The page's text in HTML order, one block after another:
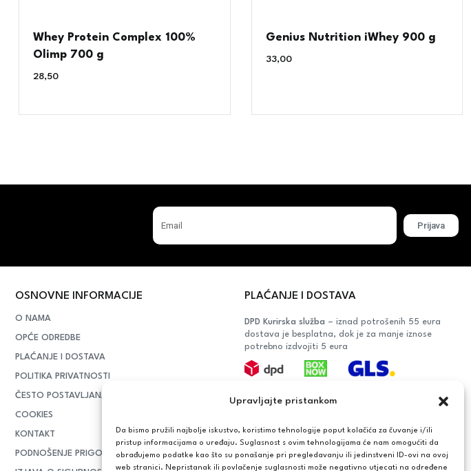
Upravljajte pristankom
Da bismo pružili najbolje iskustvo, koristimo tehnologije poput kolačića za čuvanje i/ili
pristup informacijama o uređaju. Suglasnost s ovim tehnologijama će nam omogućiti da
obrađujemo podatke kao što su ponašanje pri pregledavanju ili jedinstveni ID-ovi na ovoj
web stranici. Nepristanak ili povlačenje suglasnosti može negativno utjecati na određene
Whey Protein Complex 100%
Olimp 700 g
28,50
Genius Nutrition iWhey 900 g
33,00
Prijava
OSNOVNE INFORMACIJE
O NAMA
OPĆE ODREDBE
PLAĆANJE I DOSTAVA
POLITIKA PRIVATNOSTI
ČESTO POSTAVLJANA PITANJA
COOKIES
KONTAKT
PODNOŠENJE PRIGOVORA POTROŠAČA
PLAĆANJE I DOSTAVA
DPD Kurirska služba – iznad potrošenih 55 eura
dostava je besplatna, dok je za manje iznose
potrebno izdvojiti 5 eura
Bankovna transakcija, plaćanje prilikom